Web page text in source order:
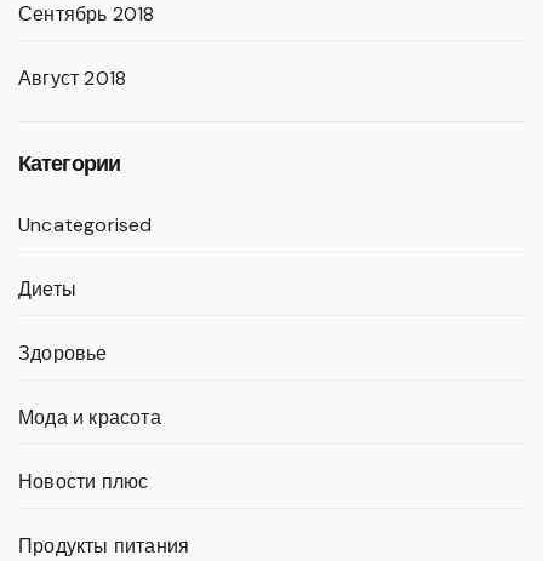
Сентябрь 2018
Август 2018
Категории
Uncategorised
Диеты
Здоровье
Мода и красота
Новости плюс
Продукты питания